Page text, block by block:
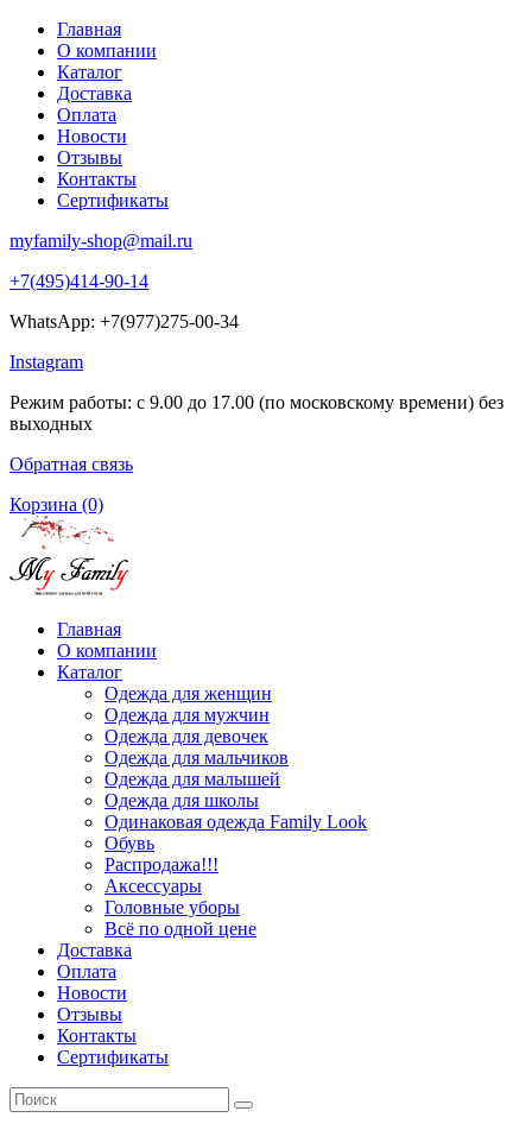
Главная
О компании
Каталог
Доставка
Оплата
Новости
Отзывы
Контакты
Сертификаты
myfamily-shop@mail.ru
+7(495)414-90-14
WhatsApp: +7(977)275-00-34
Instagram
Режим работы: с 9.00 до 17.00 (по московскому времени) без
выходных
Обратная связь
Корзина (0)
Главная
О компании
Каталог
Одежда для женщин
Одежда для мужчин
Одежда для девочек
Одежда для мальчиков
Одежда для малышей
Одежда для школы
Одинаковая одежда Family Look
Обувь
Распродажа!!!
Аксессуары
Головные уборы
Всё по одной цене
Доставка
Оплата
Новости
Отзывы
Контакты
Сертификаты